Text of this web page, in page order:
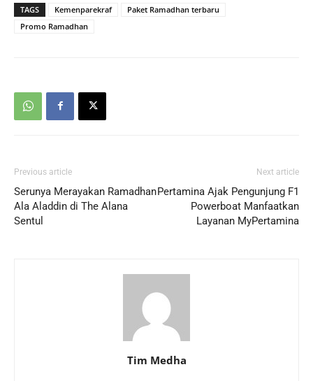
TAGS Kemenparekraf
Paket Ramadhan terbaru
Promo Ramadhan
Previous article
Serunya Merayakan Ramadhan
Ala Aladdin di The Alana
Sentul
Next article
Pertamina Ajak Pengunjung F1
Powerboat Manfaatkan
Layanan MyPertamina
Tim Medha